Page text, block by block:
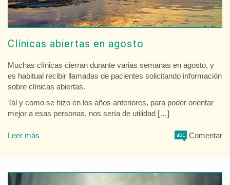
Clínicas abiertas en agosto
Muchas clínicas cierran durante varias semanas en agosto, y
es habitual recibir llamadas de pacientes solicitando información
sobre clínicas abiertas.
Tal y como se hizo en los años anteriores, para poder orientar
mejor a esas personas, nos sería de utilidad […]
Leer más Comentar